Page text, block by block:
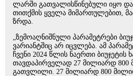
ლარში გათვალისწინებული იყო
თითქმის ყველა მიმართულებით,
ზრდა.
„ზემოაღნიშნული პარამეტრები
ვარიანტშიც არ იცვლება. ამ
ჩვენი 2024 წლის ნაერთი ბიუჯეტის
თავდაპირველად 27 მილიარდ
გათვლილი. 27 მილიარდ 800